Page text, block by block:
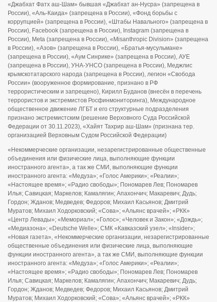
«Джабхат Фатх аш-Шам» бывшая «Джабхат ан-Нусра» (запрещена в
России), «Аль-Каида» (запрещена в России), «Фонд борьбы с
коррупцией» (запрещена в России), «Штабы Навального» (запрещена в
России), Facebook (запрещена в России), Instagram (запрещена в
России), Meta (запрещена в России), «Misanthropic Division» (запрещена
в России), «Азов» (запрещена в России), «Братья-мусульмане»
(запрещена в России), «Аум Синрике» (запрещена в России), АУЕ
(запрещена в России), УНА-УНСО (запрещена в России), Меджлис
крымскотатарского народа (запрещена в России), легион «Свобода
России» (вооруженное формирование, признано в РФ
террористическим и запрещено), Кирилл Буданов (внесён в перечень
террористов и экстремистов Росфинмониторинга), Международное
общественное движение ЛГБТ и его структурные подразделения
признано экстремистским (решение Верховного Суда Российской
Федерации от 30.11.2023), «Хайят Тахрир аш-Шам» (признана тер.
организацией Верховным Судом Российской Федерации)
«Некоммерческие организации, незарегистрированные общественные
объединения или физические лица, выполняющие функции
иностранного агента», а так же СМИ, выполняющие функции
иностранного агента: «Медуза»; «Голос Америки»; «Реалии»;
«Настоящее время»; «Радио свободы»; Пономарев Лев; Пономарев
Илья; Савицкая; Маркелов; Камалягин; Апахончич; Макаревич; Дудь;
Гордон; Жданов; Медведев; Федоров; Михаил Касьянов; Дмитрий
Муратов; Михаил Ходорковский; «Сова»; «Альянс врачей»; «РКК»
«Центр Левады»; «Мемориал»; «Голос»; «Человек и Закон»; «Дождь»;
«Медиазона»; «Deutsche Welle»; СМК «Кавказский узел»; «Insider»;
«Новая газета», «Некоммерческие организации, незарегистрированные
общественные объединения или физические лица, выполняющие
функции иностранного агента», а так же СМИ, выполняющие функции
иностранного агента: «Медуза»; «Голос Америки»; «Реалии»;
«Настоящее время»; «Радио свободы»; Пономарев Лев; Пономарев
Илья; Савицкая; Маркелов; Камалягин; Апахончич; Макаревич; Дудь;
Гордон; Жданов; Медведев; Федоров; Михаил Касьянов; Дмитрий
Муратов; Михаил Ходорковский; «Сова»; «Альянс врачей»; «РКК»